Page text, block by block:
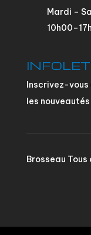
Mardi –
Inscrivez-
les nouveautés
Brosseau